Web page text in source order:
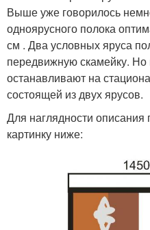
Выше уже говорилось
одноярусного полока
см . Два условных яруса
передвижную скамейку.
останавливают на
состоящей из двух ярусов.
Для наглядности описания
картинку ниже: